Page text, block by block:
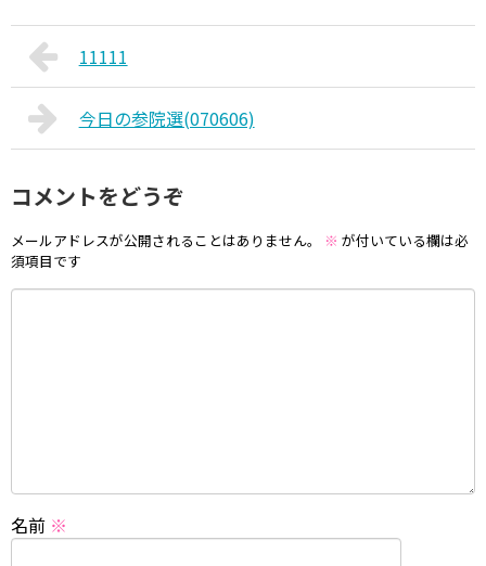
11111
今日の参院選(070606)
コメントをどうぞ
メールアドレスが公開されることはありません。 ※ が付いている欄は必
須項目です
名前 ※